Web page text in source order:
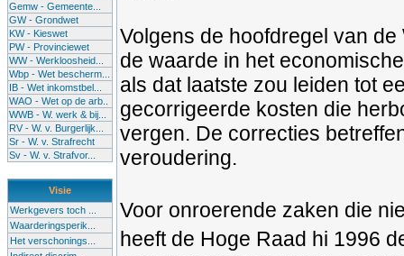
Gemw - Gemeente...
GW - Grondwet
KW - Kieswet
PW - Provinciewet
WW - Werkloosheid...
Wbp - Wet bescherm...
IB - Wet inkomstbel...
WAO - Wet op de arb..
WWB - W. werk & bij...
RV - W. v. Burgerlijk...
Sr - W. v. Strafrecht
Sv - W. v. Strafvor...
Visie
Werkgevers toch ...
Waarderingsperik...
Het verschonings...
Volgens de hoofdregel van
de waarde in het
als dat laatste zou leiden tot
gecorrigeerde kosten die
vergen. De correcties
veroudering.
Voor onroerende zaken die
heeft de Hoge Raad hi 1996